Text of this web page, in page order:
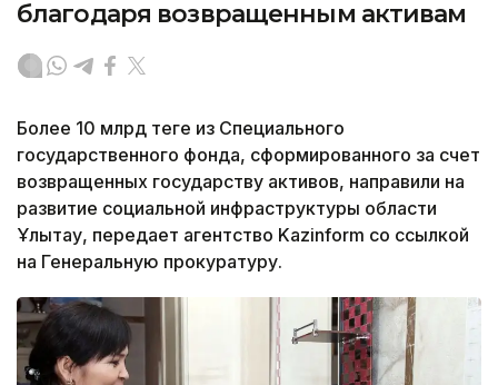
благодаря возвращенным активам
Более 10 млрд теңге из Специального
государственного фонда, сформированного за счет
возвращенных государству активов, направили на
развитие социальной инфраструктуры области
Ұлытау, передает агентство Kazinform со ссылкой
на Генеральную прокуратуру.